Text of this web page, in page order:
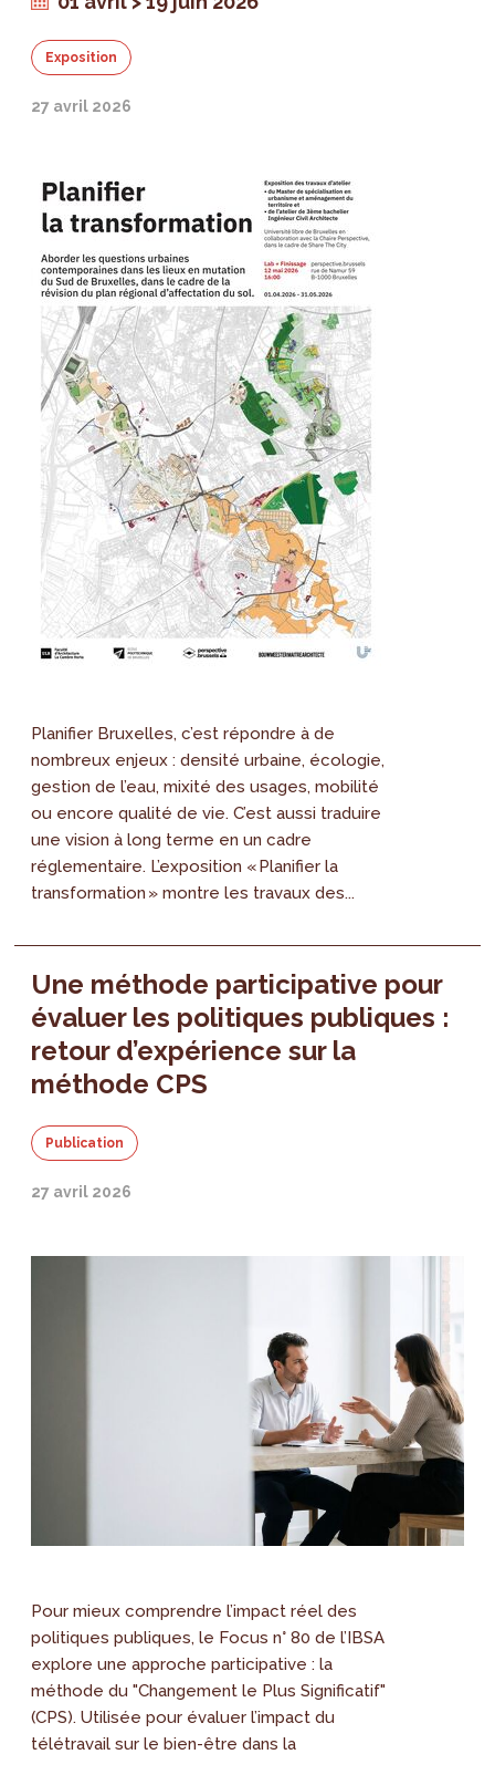
Exposition
27 avril 2026
Planifier Bruxelles, c’est répondre à de
nombreux enjeux : densité urbaine, écologie,
gestion de l’eau, mixité des usages, mobilité
ou encore qualité de vie. C’est aussi traduire
une vision à long terme en un cadre
réglementaire. L’exposition « Planifier la
transformation » montre les travaux des...
Une méthode participative pour
évaluer les politiques publiques :
retour d’expérience sur la
méthode CPS
Publication
27 avril 2026
Pour mieux comprendre l’impact réel des
politiques publiques, le Focus n° 80 de l’IBSA
explore une approche participative : la
méthode du "Changement le Plus Significatif"
(CPS). Utilisée pour évaluer l’impact du
télétravail sur le bien-être dans la